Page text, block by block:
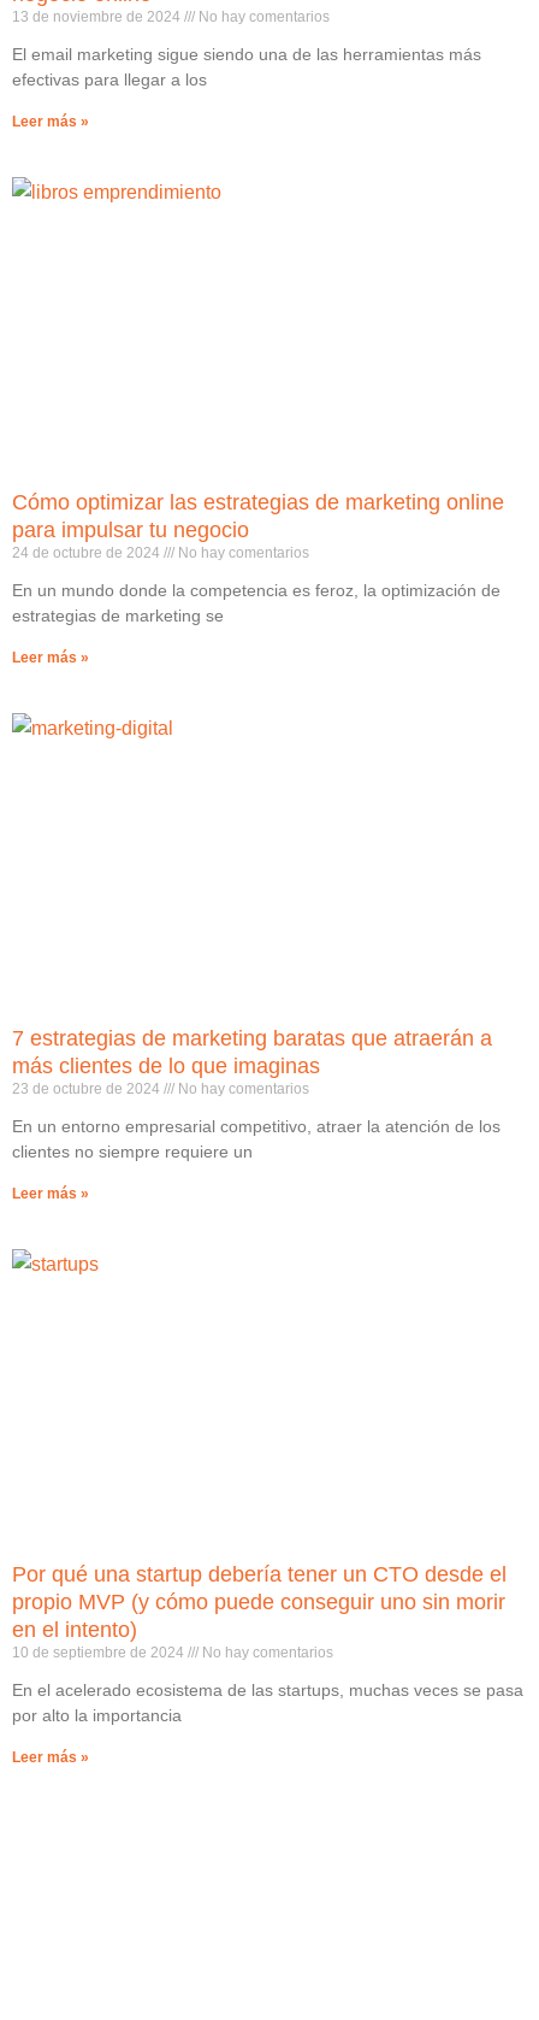
13 de noviembre de 2024 No hay comentarios
El email marketing sigue siendo una de las herramientas más
efectivas para llegar a los
Leer más »
Cómo optimizar las estrategias de marketing online
para impulsar tu negocio
24 de octubre de 2024 No hay comentarios
En un mundo donde la competencia es feroz, la optimización de
estrategias de marketing se
Leer más »
7 estrategias de marketing baratas que atraerán a
más clientes de lo que imaginas
23 de octubre de 2024 No hay comentarios
En un entorno empresarial competitivo, atraer la atención de los
clientes no siempre requiere un
Leer más »
Por qué una startup debería tener un CTO desde el
propio MVP (y cómo puede conseguir uno sin morir
en el intento)
10 de septiembre de 2024 No hay comentarios
En el acelerado ecosistema de las startups, muchas veces se pasa
por alto la importancia
Leer más »